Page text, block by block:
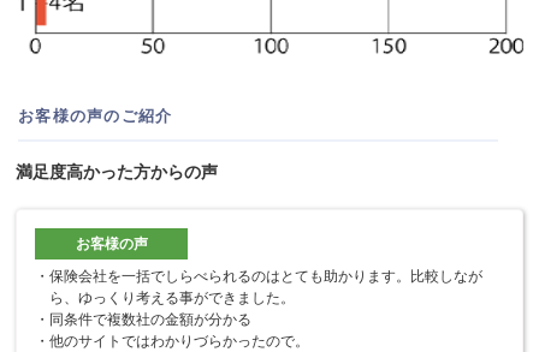
お客様の声のご紹介
満足度高かった方からの声
保険会社を一括でしらべられるのはとても助かります。比較しなが
ら、ゆっくり考える事ができました。
同条件で複数社の金額が分かる
他のサイトではわかりづらかったので。